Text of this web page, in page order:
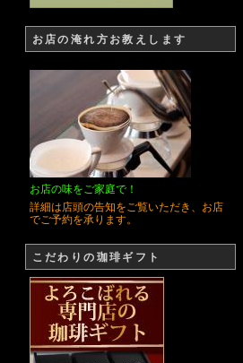
お店の淹れ方お教えします
お店の味をご家庭で！
詳細は店頭の告知をご覧いただき、お店
でご予約を承ります。
こだわりの珈琲ギフト